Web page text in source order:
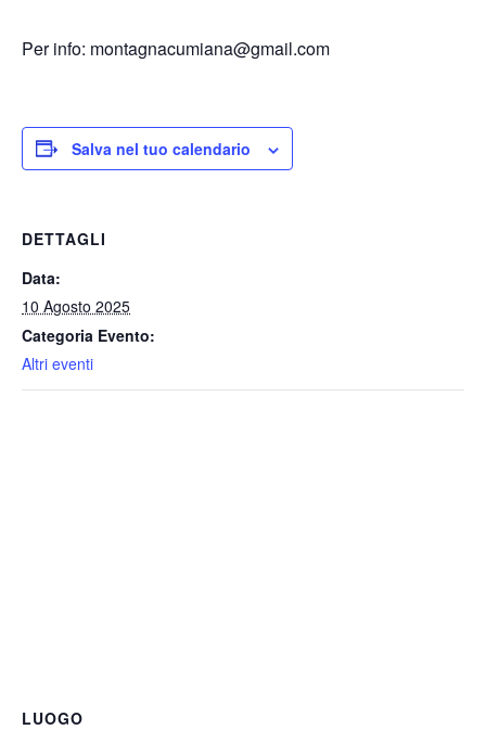
Per info: montagnacumiana@gmail.com
Salva nel tuo calendario
DETTAGLI
Data:
10 Agosto 2025
Categoria Evento:
Altri eventi
LUOGO